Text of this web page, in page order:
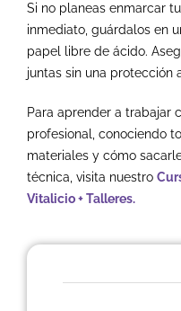
Si no planeas enmarcar
inmediato, guárdalos en
papel libre de ácido.
juntas sin una protección
Para aprender a trabajar
profesional, conociendo
materiales y cómo
técnica, visita nuestro
Vitalicio + Talleres.